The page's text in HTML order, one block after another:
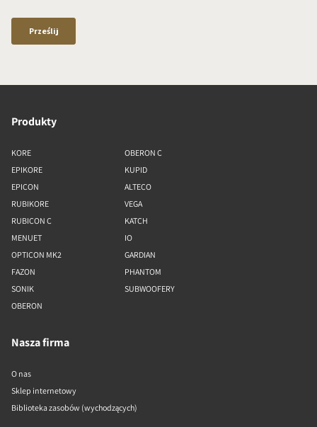
Produkty
KORE
EPIKORE
EPICON
RUBIKORE
RUBICON C
MENUET
OPTICON MK2
FAZON
SONIK
OBERON
OBERON C
KUPID
ALTECO
VEGA
KATCH
IO
GARDIAN
PHANTOM
SUBWOOFERY
Nasza firma
O nas
Sklep internetowy
Biblioteka zasobów (wychodzących)